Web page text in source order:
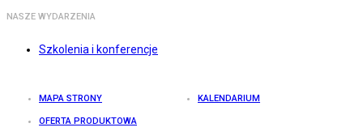
NASZE WYDARZENIA
Szkolenia i konferencje
MAPA STRONY KALENDARIUM
OFERTA PRODUKTOWA